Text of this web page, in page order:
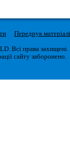
Передрук
Всі права захищені.
сайту заборонено.